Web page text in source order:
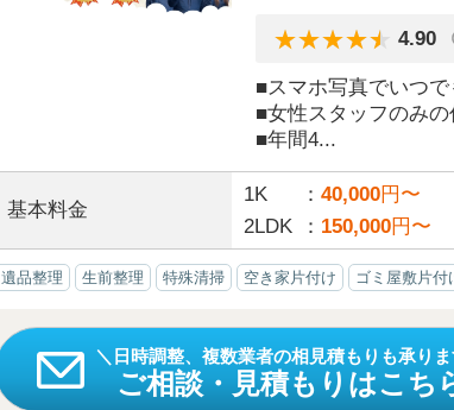
4.90
■スマホ写真でいつ
■女性スタッフのみ
■年間4...
基本料金
1K 40,000円〜
2LDK
150,000円〜
遺品整理 生前整理 特殊清掃 空き家片付け ゴミ屋敷片付
日時調整、複数業者の相見積もりも承り
ご相談・見積もりはこち